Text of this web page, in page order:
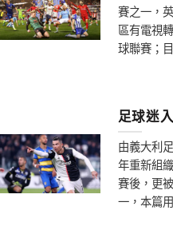
賽之一，
區有電視
球聯賽；
足球迷
由義大利
年重新組
賽後，更
一，本篇